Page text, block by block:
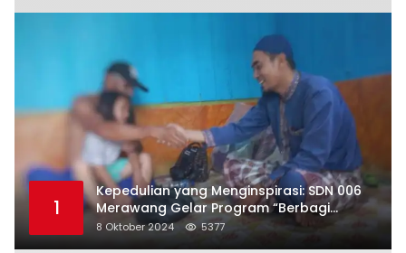
1
Kepedulian yang Menginspirasi: SDN 006
Merawang Gelar Program “Berbagi
Segenggam Beras”
8 Oktober 2024 5377